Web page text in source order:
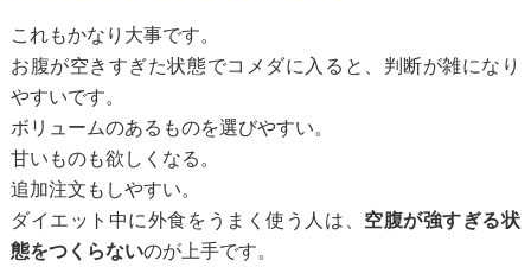
これもかなり大事です。
お腹が空きすぎた状態でコメダに入ると、判断が雑になり
やすいです。
ボリュームのあるものを選びやすい。
甘いものも欲しくなる。
追加注文もしやすい。
ダイエット中に外食をうまく使う人は、 空腹が強すぎる状
態をつくらないのが上手です。